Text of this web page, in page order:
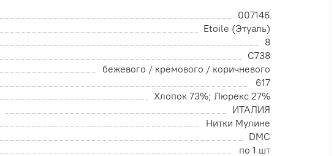
007146
Etoile (Этуаль)
8
C738
бежевого / кремового / коричневого
617
Хлопок 73%; Люрекс 27%
ИТАЛИЯ
Нитки Мулине
DMC
по 1 шт